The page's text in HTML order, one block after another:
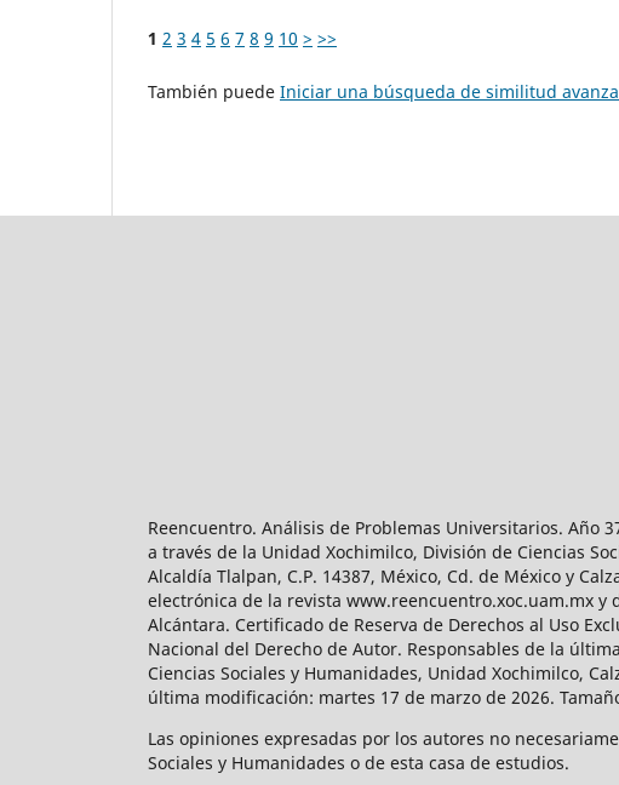
1 2 3 4 5 6 7 8 9 10 > >>
También puede Iniciar una búsqueda de similitud
Reencuentro. Análisis de Problemas Universitarios. Año
a través de la Unidad Xochimilco, División de Ciencias
Alcaldía Tlalpan, C.P. 14387, México, Cd. de México y
electrónica de la revista www.reencuentro.xoc.uam.mx y
Alcántara. Certificado de Reserva de Derechos al Uso
Nacional del Derecho de Autor. Responsables de la
Ciencias Sociales y Humanidades, Unidad Xochimilco,
última modificación: martes 17 de marzo de 2026.
Las opiniones expresadas por los autores no
Sociales y Humanidades o de esta casa de estudios.